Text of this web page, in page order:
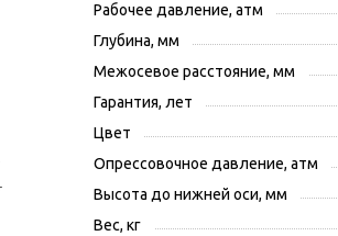
Рабочее давление, атм
Глубина, мм
Межосевое расстояние, мм
Гарантия, лет
Цвет
Опрессовочное давление, атм
Высота до нижней оси, мм
Вес, кг